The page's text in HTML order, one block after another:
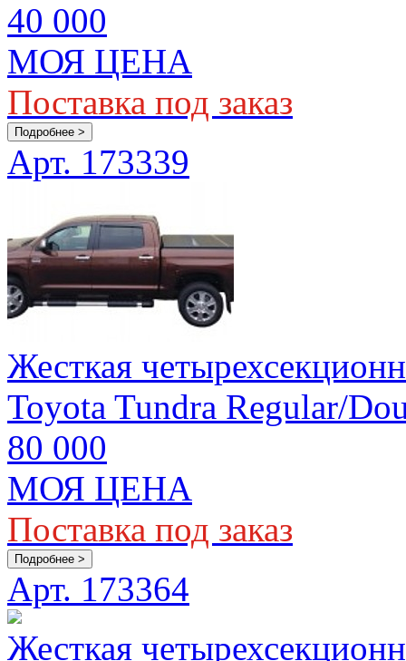
40 000
МОЯ ЦЕНА
Поставка под заказ
Подробнее >
Арт. 173339
Жесткая
Toyota Tundra Regular/
80 000
МОЯ ЦЕНА
Поставка под заказ
Подробнее >
Арт. 173364
Жесткая